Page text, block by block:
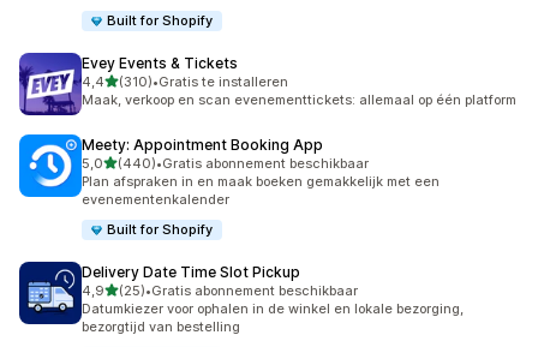
Built for Shopify
Evey Events & Tickets
4,4van 5 sterren
(310)
310 recensies in totaal
•Gratis te installeren
Maak, verkoop en scan evenementtickets: allemaal op één platform
Meety: Appointment Booking App
5,0van 5 sterren
(440)
440 recensies in totaal
•Gratis abonnement beschikbaar
Plan afspraken in en maak boeken gemakkelijk met een
evenementenkalender
Built for Shopify
Delivery Date Time Slot Pickup
4,9van 5 sterren
(25)
25 recensies in totaal
•Gratis abonnement beschikbaar
Datumkiezer voor ophalen in de winkel en lokale bezorging,
bezorgtijd van bestelling